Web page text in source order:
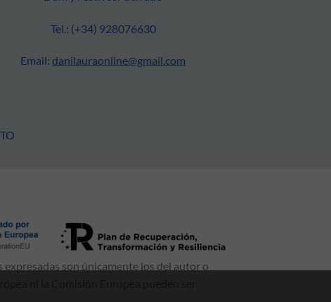
Tel.: (+34) 928076630
Email: danilauraonline@gmail.com
son únicamente los del autor o